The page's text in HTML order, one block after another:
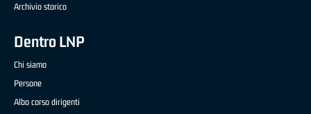
Archivio storico
Dentro LNP
Chi siamo
Persone
Albo corso dirigenti